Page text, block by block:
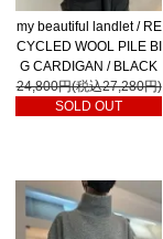
my beautiful landlet / RE
CYCLED WOOL PILE BI
G CARDIGAN / BLACK
24,800円(税込27,280円)
SOLD OUT